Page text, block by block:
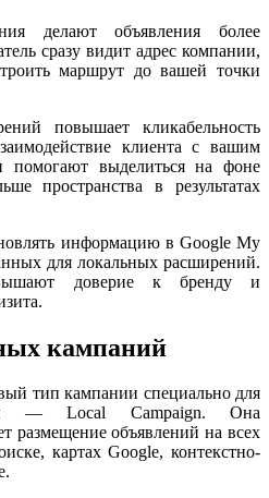
делают объявления более
сразу видит адрес компании,
маршрут до вашей точки
повышает кликабельность
клиента с вашим
помогают выделиться на фоне
пространства в результатах
информацию в Google My
для локальных расширений.
доверие к бренду и
кампаний
тип кампании специально для
— Local Campaign. Она
размещение объявлений на всех
картах Google, контекстно-